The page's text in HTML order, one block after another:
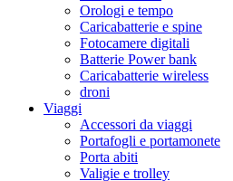
Orologi e tempo
Caricabatterie e spine
Fotocamere digitali
Batterie Power bank
Caricabatterie wireless
droni
Viaggi
Accessori da viaggi
Portafogli e portamonete
Porta abiti
Valigie e trolley